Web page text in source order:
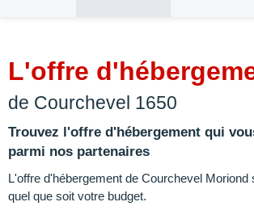
Casiers à ski
L'offre
de Courchevel 1650
Trouvez l'offre d'hébergement qui
parmi nos partenaires
L'offre d'hébergement de Courchevel Moriond
quel que soit votre budget.